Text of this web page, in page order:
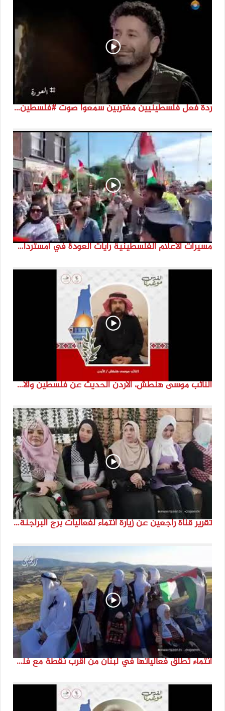
ردة فعل فلسطينيين مغتربين سمعوا صوت #فلسطين لأول مرة #نتماء2022 #القدس_موعدنا #النكبة74
مسيرات الاعلام الفلسطينية رايات العودة في امستردام #النكبة74 #انتماء2022 #القدس_موعدنا
النائب موسى هنطش، الأردن الحديث عن فلسطين والاقصى هو عنصر تحدي من تحديات الأُمة في تاريخها الطويل. #انتماء2022
تقرير قناة راجعين عن زيارة انتماء لفعاليات برج البراجنة اعداد جنى شحرور
انتماء تطلق فعالياتها في لبنان من أقرب نقطة مع فلسطين المحتلة في ذكرى النكبة_74تقرير: جنى شحرور